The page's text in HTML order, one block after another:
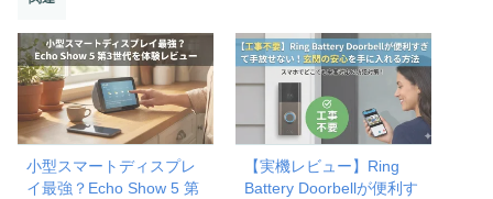
小型スマートディスプレ
イ最強？Echo Show 5 第
【実機レビュー】Ring
Battery Doorbellが便利す